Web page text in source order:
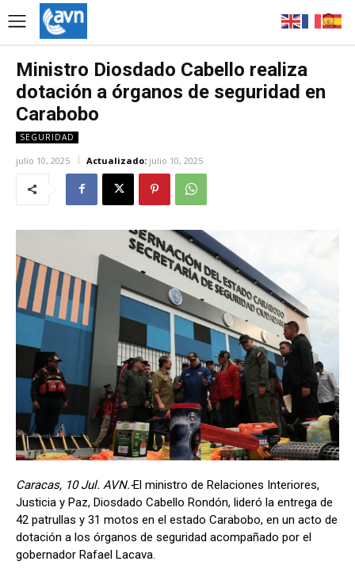
Ministro Diosdado Cabello realiza
dotación a órganos de seguridad en
Carabobo
SEGURIDAD
julio 10, 2025 Actualizado: julio 10, 2025
Caracas, 10 Jul. AVN.-El ministro de Relaciones Interiores,
Justicia y Paz, Diosdado Cabello Rondón, lideró la entrega de
42 patrullas y 31 motos en el estado Carabobo, en un acto de
dotación a los órganos de seguridad acompañado por el
gobernador Rafael Lacava.